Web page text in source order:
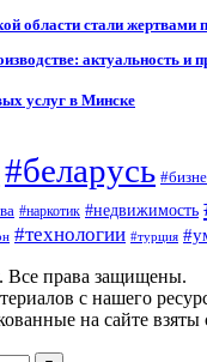
области стали жертвами
актуальность и
услуг в Минске
#беларусь
#наркотик #недвижимость
#технологии #турция
Все права защищены.
с нашего
на сайте